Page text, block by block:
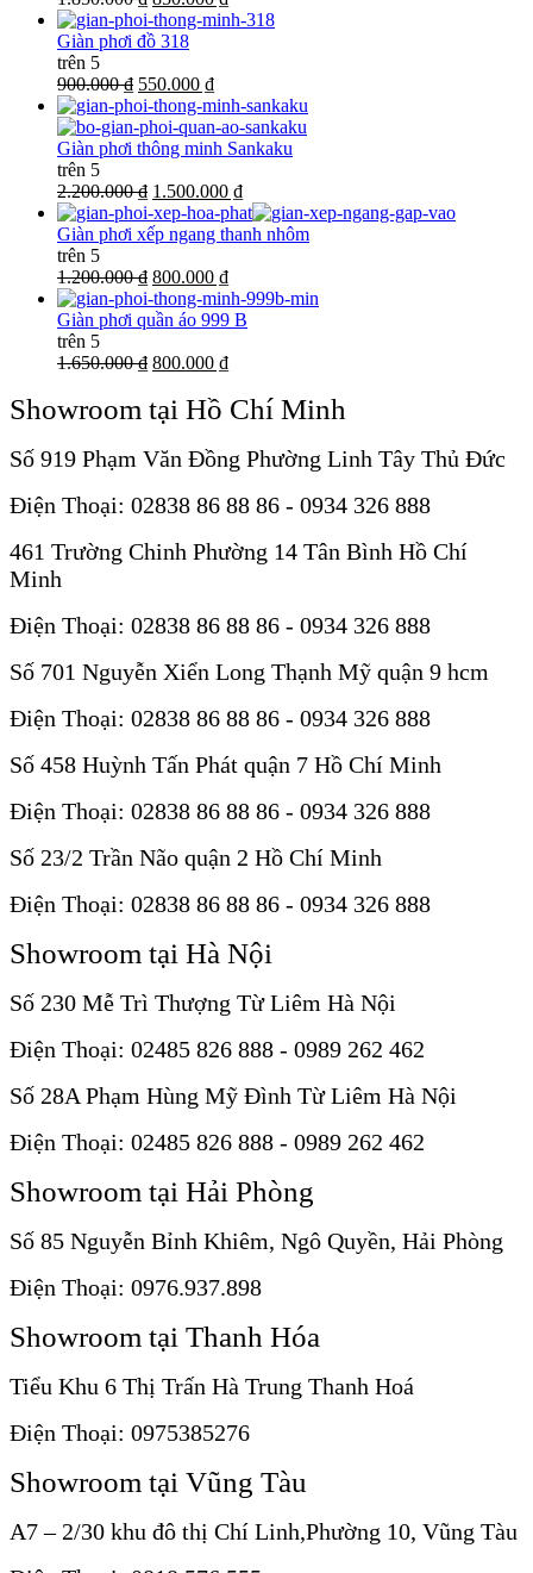
Giàn phơi đồ 318
trên 5
900.000 ₫ 550.000 ₫
Giàn phơi thông minh Sankaku
trên 5
2.200.000 ₫ 1.500.000 ₫
Giàn phơi xếp ngang thanh nhôm
trên 5
1.200.000 ₫ 800.000 ₫
Giàn phơi quần áo 999 B
trên 5
1.650.000 ₫ 800.000 ₫
Showroom tại Hồ Chí Minh
Số 919 Phạm Văn Đồng Phường Linh Tây Thủ Đức
Điện Thoại: 02838 86 88 86 - 0934 326 888
461 Trường Chinh Phường 14 Tân Bình Hồ Chí
Minh
Điện Thoại: 02838 86 88 86 - 0934 326 888
Số 701 Nguyễn Xiển Long Thạnh Mỹ quận 9 hcm
Điện Thoại: 02838 86 88 86 - 0934 326 888
Số 458 Huỳnh Tấn Phát quận 7 Hồ Chí Minh
Điện Thoại: 02838 86 88 86 - 0934 326 888
Số 23/2 Trần Não quận 2 Hồ Chí Minh
Điện Thoại: 02838 86 88 86 - 0934 326 888
Showroom tại Hà Nội
Số 230 Mễ Trì Thượng Từ Liêm Hà Nội
Điện Thoại: 02485 826 888 - 0989 262 462
Số 28A Phạm Hùng Mỹ Đình Từ Liêm Hà Nội
Điện Thoại: 02485 826 888 - 0989 262 462
Showroom tại Hải Phòng
Số 85 Nguyễn Bỉnh Khiêm, Ngô Quyền, Hải Phòng
Điện Thoại: 0976.937.898
Showroom tại Thanh Hóa
Tiểu Khu 6 Thị Trấn Hà Trung Thanh Hoá
Điện Thoại: 0975385276
Showroom tại Vũng Tàu
A7 – 2/30 khu đô thị Chí Linh,Phường 10, Vũng Tàu